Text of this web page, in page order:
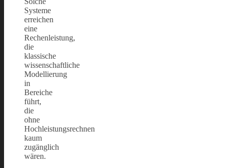
Systeme
erreichen
eine
Rechenleistung,
die
klassische
wissenschaftliche
Modellierung
in
Bereiche
führt,
die
ohne
Hochleistungsrechnen
kaum
zugänglich
wären.